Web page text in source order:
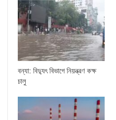
বন্যা: বিদ্যুৎ বিভাগে নিয়ন্ত্রণ কক্ষ
চালু